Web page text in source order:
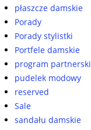
płaszcze damskie
Porady
Porady stylistki
Portfele damskie
program partnerski
pudelek modowy
reserved
Sale
sandału damskie